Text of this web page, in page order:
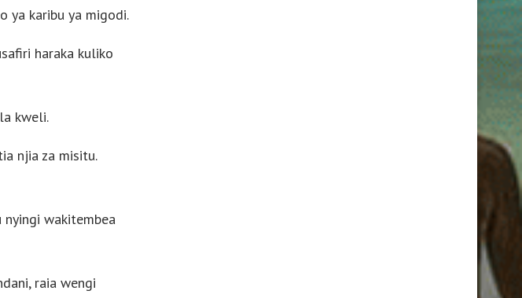
ya karibu ya migodi.
haraka kuliko
kweli.
njia za misitu.
nyingi wakitembea
raia wengi